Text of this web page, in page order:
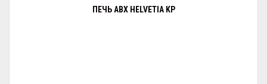
ПЕЧЬ ABX HELVETIA KP